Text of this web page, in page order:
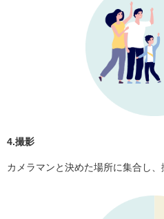
4.撮影
カメラマンと決めた場所に集合し、